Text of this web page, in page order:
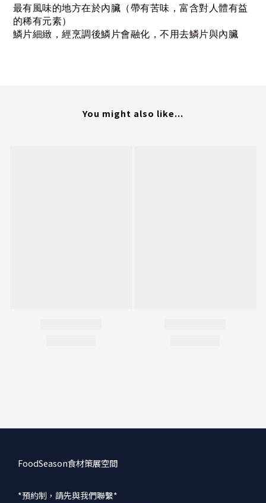
最有風味的地方在於內臟（帶有苦味，富含對人體有益
的稀有元素）
鱗片細緻，經烹調後鱗片會融化，不用去鱗片與內臟
You might also like...
FoodSeason食材策展空間
*預約制，請先與我們聯繫*